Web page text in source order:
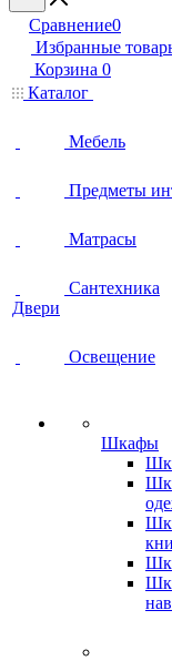
Сравнение0
Избранные
Корзина 0
Каталог
Мебель
Предметы
Матрасы
Сантехника
Двери
Освещение
Шкафы